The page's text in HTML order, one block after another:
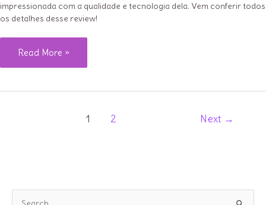
impressionada com a qualidade e tecnologia dela. Vem conferir todos
os detalhes desse review!
Vem
conferir
Read More »
1 2 Next →